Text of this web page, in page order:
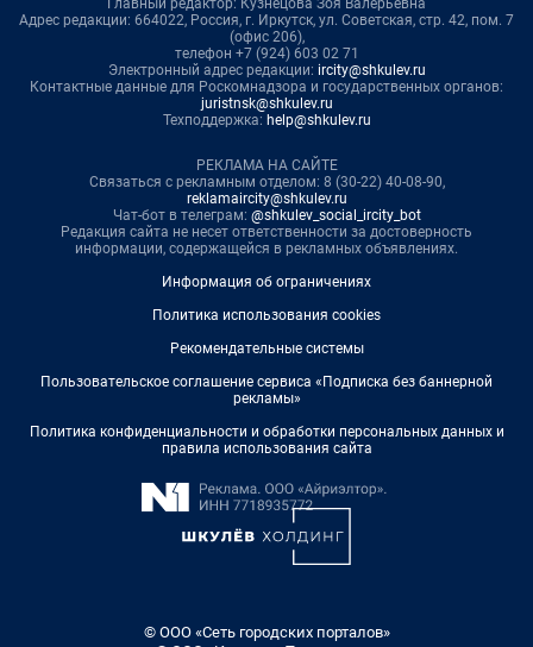
Главный редактор: Кузнецова Зоя Валерьевна
Адрес редакции: 664022, Россия, г. Иркутск, ул. Советская, стр. 42, пом. 7
(офис 206),
телефон +7 (924) 603 02 71
Электронный адрес редакции: ircity@shkulev.ru
Контактные данные для Роскомнадзора и государственных органов:
juristnsk@shkulev.ru
Техподдержка: help@shkulev.ru
РЕКЛАМА НА САЙТЕ
Связаться с рекламным отделом: 8 (30-22) 40-08-90,
reklamaircity@shkulev.ru
Чат-бот в телеграм: @shkulev_social_ircity_bot
Редакция сайта не несет ответственности за достоверность
информации, содержащейся в рекламных объявлениях.
Информация об ограничениях
Политика использования cookies
Рекомендательные системы
Пользовательское соглашение сервиса «Подписка без баннерной
рекламы»
Политика конфиденциальности и обработки персональных данных и
правила использования сайта
© ООО «Сеть городских порталов»